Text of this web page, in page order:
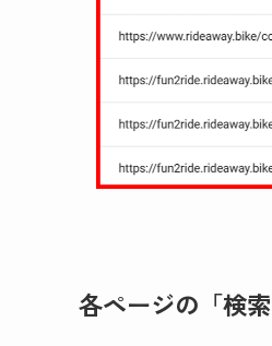
各ページの「検